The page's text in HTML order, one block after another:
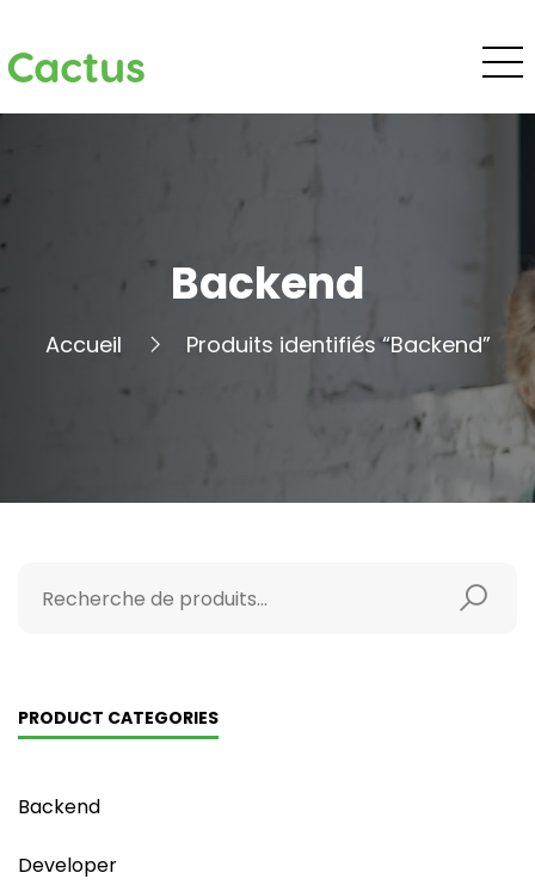
Cactus
Backend
Accueil Produits identifiés “Backend”
PRODUCT CATEGORIES
Backend
Developer